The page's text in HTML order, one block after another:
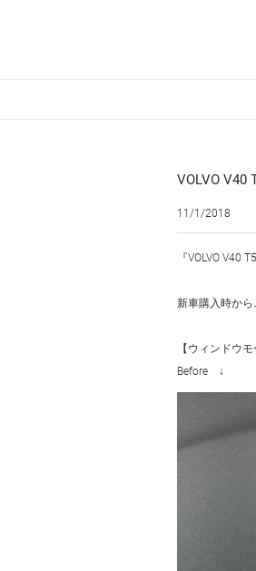
VOLVO V40
11/1/2018
『VOLVO
新車購入時か
【ウィンドウ